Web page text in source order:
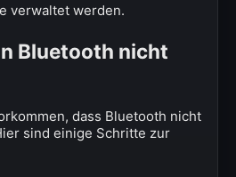
verwaltet werden.
Bluetooth nicht
dass Bluetooth nicht
sind einige Schritte zur